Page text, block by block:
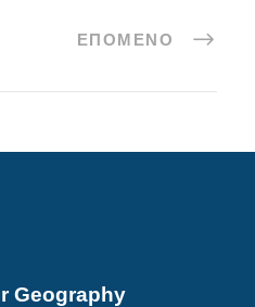
ΕΠΌΜΕΝΟ
Geography